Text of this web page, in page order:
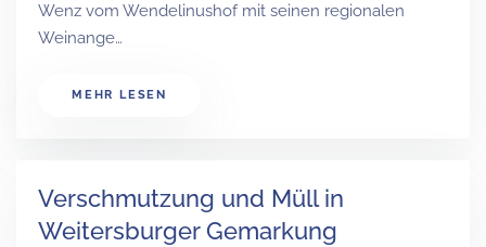
Wenz vom Wendelinushof mit seinen regionalen
Weinange…
MEHR LESEN
Verschmutzung und Müll in
Weitersburger Gemarkung